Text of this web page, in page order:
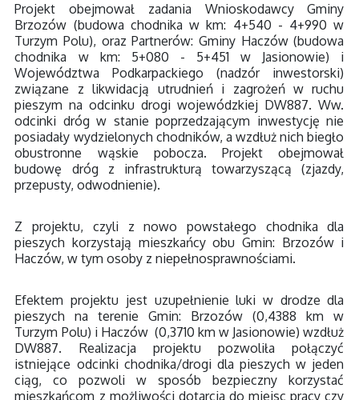
Projekt obejmował zadania Wnioskodawcy Gminy
Brzozów (budowa chodnika w km: 4+540 - 4+990 w
Turzym Polu), oraz Partnerów: Gminy Haczów (budowa
chodnika w km: 5+080 - 5+451 w Jasionowie) i
Województwa Podkarpackiego (nadzór inwestorski)
związane z likwidacją utrudnień i zagrożeń w ruchu
pieszym na odcinku drogi wojewódzkiej DW887. Ww.
odcinki dróg w stanie poprzedzającym inwestycję nie
posiadały wydzielonych chodników, a wzdłuż nich biegło
obustronne wąskie pobocza. Projekt obejmował
budowę dróg z infrastrukturą towarzyszącą (zjazdy,
przepusty, odwodnienie).
Z projektu, czyli z nowo powstałego chodnika dla
pieszych korzystają mieszkańcy obu Gmin: Brzozów i
Haczów, w tym osoby z niepełnosprawnościami.
Efektem projektu jest uzupełnienie luki w drodze dla
pieszych na terenie Gmin: Brzozów (0,4388 km w
Turzym Polu) i Haczów (0,3710 km w Jasionowie) wzdłuż
DW887. Realizacja projektu pozwoliła połączyć
istniejące odcinki chodnika/drogi dla pieszych w jeden
ciąg, co pozwoli w sposób bezpieczny korzystać
mieszkańcom z możliwości dotarcia do miejsc pracy czy